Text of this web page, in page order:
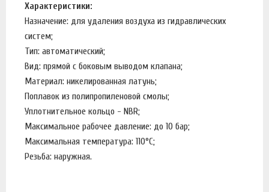
Характеристики:
Назначение: для удаления воздуха из гидравлических
систем;
Тип: автоматический;
Вид: прямой с боковым выводом клапана;
Материал: никелированная латунь;
Поплавок из полипропиленовой смолы;
Уплотнительное кольцо - NBR;
Максимальное рабочее давление: до 10 бар;
Максимальная температура: 110°С;
Резьба: наружная.